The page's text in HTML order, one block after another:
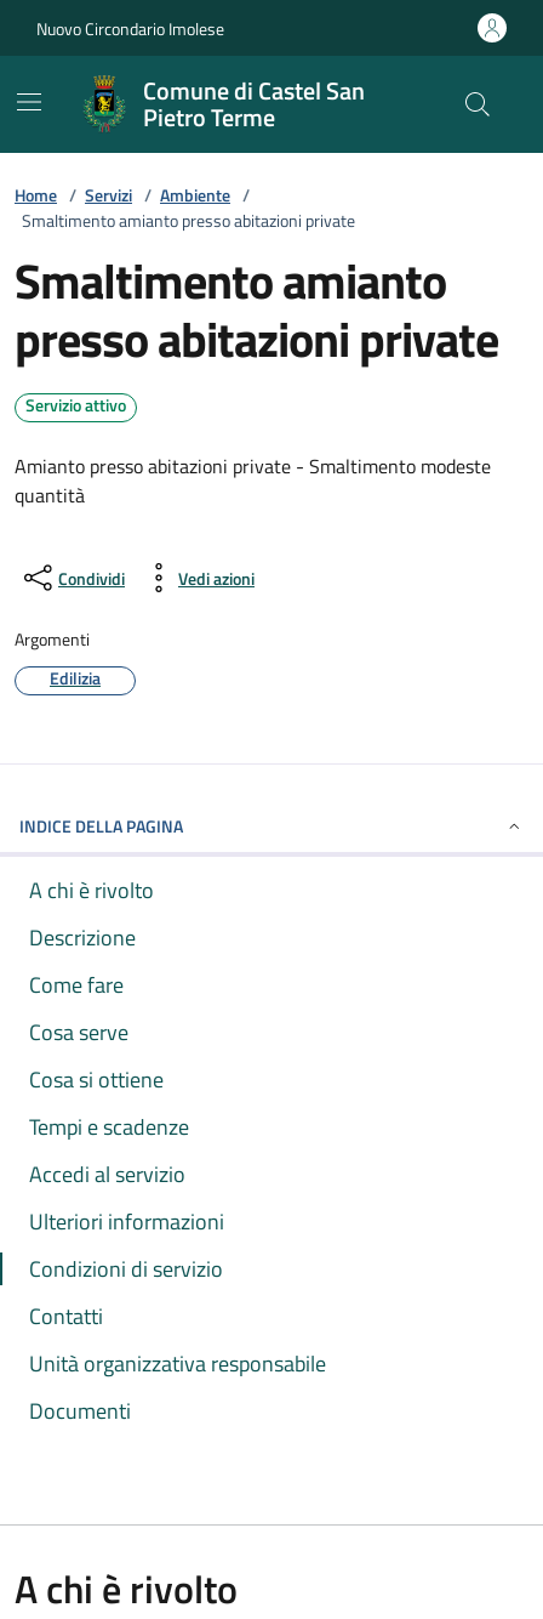
Nuovo Circondario Imolese
Comune di Castel San
Pietro Terme
Home / Servizi / Ambiente /
Smaltimento amianto presso abitazioni private
Smaltimento amianto
presso abitazioni private
Servizio attivo
Amianto presso abitazioni private - Smaltimento modeste
quantità
Condividi Vedi azioni
Argomenti
Edilizia
INDICE DELLA PAGINA
A chi è rivolto
Descrizione
Come fare
Cosa serve
Cosa si ottiene
Tempi e scadenze
Accedi al servizio
Ulteriori informazioni
Condizioni di servizio
Contatti
Unità organizzativa responsabile
Documenti
A chi è rivolto